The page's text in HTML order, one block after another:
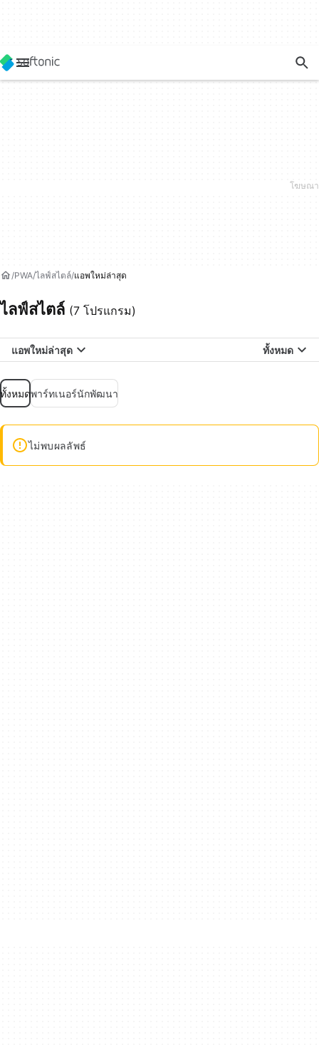
PWA ไลฟ์สไตล์ แอพใหม่ล่าสุด
ไลฟ์สไตล์ (7 โปรแกรม)
แอพใหม่ล่าสุด ทั้งหมด
ทั้งหมดพาร์ทเนอร์นักพัฒนา
ไม่พบผลลัพธ์